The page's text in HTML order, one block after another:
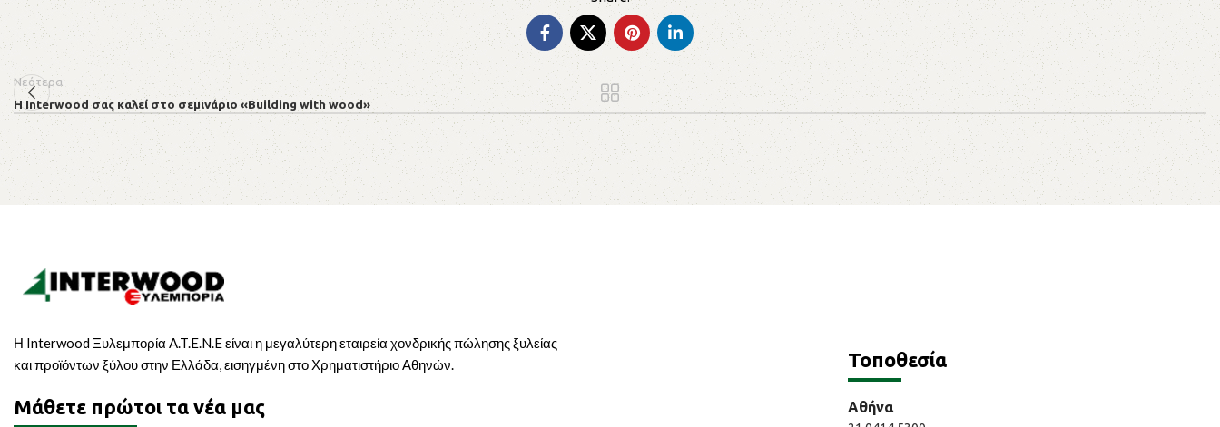
Νεότερα
Η Interwood σας καλεί στο σεμινάριο «Building with wood»
Η Interwood Ξυλεμπορία A.T.E.N.E είναι η μεγαλύτερη εταιρεία χονδρικής πώλησης ξυλείας
και προϊόντων ξύλου στην Ελλάδα, εισηγμένη στο Χρηματιστήριο Αθηνών.
Μάθετε πρώτοι τα νέα μας
Τοποθεσία
Αθήνα